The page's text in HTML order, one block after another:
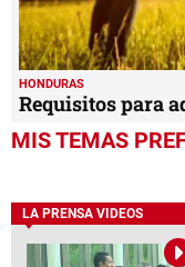
HONDURAS
Requisitos para
MIS TEMAS
LA PRENSA VIDEOS